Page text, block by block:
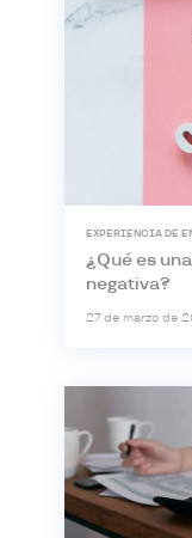
EXPERIENCIA DE
¿Qué es
negativa?
27 de marzo de